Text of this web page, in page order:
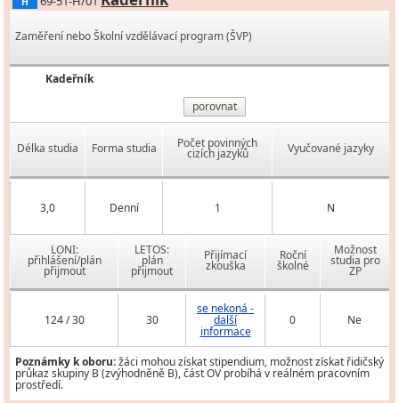
Zaměření nebo Školní vzdělávací program (ŠVP)
Kadeřník
porovnat
Délka studia Forma studia Počet povinných
cizích jazyků Vyučované jazyky
3,0 Denní 1 N
LONI:
přihlášení/plán
přijmout
LETOS:
plán
přijmout
Přijímací
zkouška
Roční
školné
Možnost
studia pro
ZP
124 / 30 30
se nekoná -
další
informace
0 Ne
Poznámky k oboru:žáci mohou získat stipendium, možnost získat řidičský
průkaz skupiny B (zvýhodněně B), část OV probíhá v reálném pracovním
prostředí.